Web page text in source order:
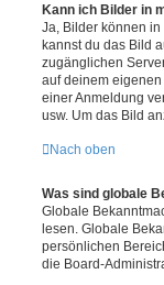
Kann ich Bilder in
Ja, Bilder können
kannst du das Bild
zugänglichen
auf deinem
einer Anmeldung
usw. Um das Bild
Nach oben
Was sind globale
Globale
lesen. Globale
persönlichen
die Board-